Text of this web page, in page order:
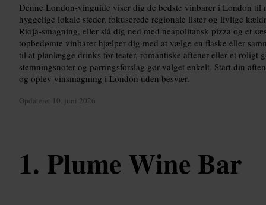
Denne London-vinguide viser dig de bedste vinbarer i London til
hyggelige lokale steder, fokuserede regionale lister og livlige
Rioja-smagning, eller slå dig ned med neapolitansk pizza og et
topbedømte vinbarer hjælper dig med at vælge en flaske eller
til at planlægge drinks før teater, romantiske aftener eller et roligt
stemningsnoter og parringsforslag gør valget enkelt. Start din
og oplev vinsmagning i London uden besvær.
Opdateret 10. juni 2026
Plume Wine Bar